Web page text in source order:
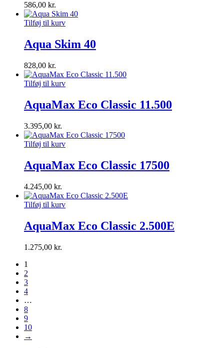
586,00 kr.
Tilføj til kurv
Aqua Skim 40
828,00 kr.
Tilføj til kurv
AquaMax Eco Classic 11.500
3.395,00 kr.
Tilføj til kurv
AquaMax Eco Classic 17500
4.245,00 kr.
Tilføj til kurv
AquaMax Eco Classic 2.500E
1.275,00 kr.
1
2
3
4
…
8
9
10
→